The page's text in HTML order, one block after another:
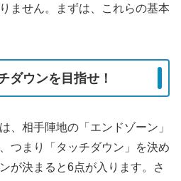
ません。まずは、これらの基本
ダウンを目指せ！
、相手陣地の「エンドゾーン」
つまり「タッチダウン」を決め
が決まると6点が入ります。さ